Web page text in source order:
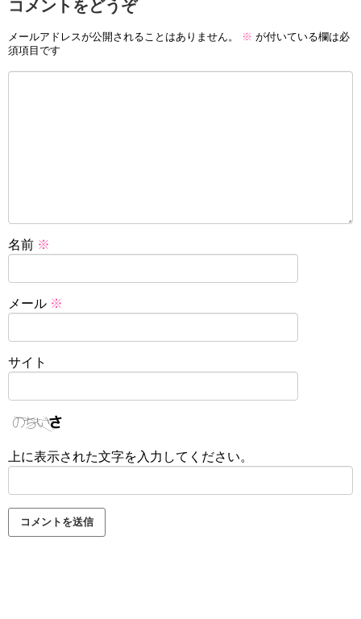
コメントをどうぞ
メールアドレスが公開されることはありません。 ※ が付いている欄は必
須項目です
名前 ※
メール ※
サイト
上に表示された文字を入力してください。